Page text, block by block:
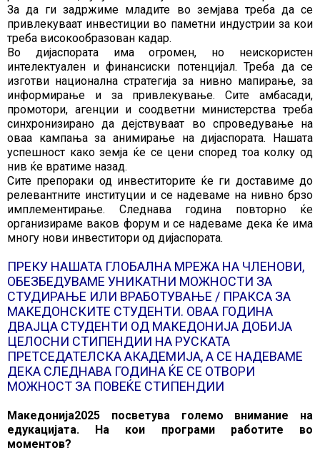
За да ги задржиме младите во земјава треба да се
привлекуваат инвестиции во паметни индустрии за кои
треба високообразован кадар.
Во дијаспората има огромен, но неискористен
интелектуален и финансиски потенцијал. Треба да се
изготви национална стратегија за нивно мапирање, за
информирање и за привлекување. Сите амбасади,
промотори, агенции и соодветни министерства треба
синхронизирано да дејствуваат во спроведување на
оваа кампања за анимирање на дијаспората. Нашата
успешност како земја ќе се цени според тоа колку од
нив ќе вратиме назад.
Сите препораки од инвеститорите ќе ги доставиме до
релевантните институции и се надеваме на нивно брзо
имплементирање. Следнава година повторно ќе
организираме ваков форум и се надеваме дека ќе има
многу нови инвеститори од дијаспората.
ПРЕКУ НАШАТА ГЛОБАЛНА МРЕЖА НА ЧЛЕНОВИ,
ОБЕЗБЕДУВАМЕ УНИКАТНИ МОЖНОСТИ ЗА
СТУДИРАЊЕ ИЛИ ВРАБОТУВАЊЕ / ПРАКСА ЗА
МАКЕДОНСКИТЕ СТУДЕНТИ. ОВАА ГОДИНА
ДВАЈЦА СТУДЕНТИ ОД МАКЕДОНИЈА ДОБИЈА
ЦЕЛОСНИ СТИПЕНДИИ НА РУСКАТА
ПРЕТСЕДАТЕЛСКА АКАДЕМИЈА, А СЕ НАДЕВАМЕ
ДЕКА СЛЕДНАВА ГОДИНА ЌЕ СЕ ОТВОРИ
МОЖНОСТ ЗА ПОВЕЌЕ СТИПЕНДИИ
Македонија2025 посветува големо внимание на
едукацијата. На кои програми работите во
моментов?